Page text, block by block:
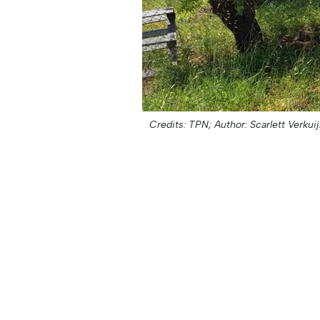
Credits: TPN; Author: Scarlett